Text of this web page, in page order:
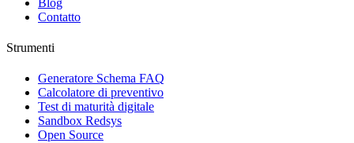
Contatto
Strumenti
Generatore Schema FAQ
Calcolatore di preventivo
Test di maturità digitale
Sandbox Redsys
Open Source